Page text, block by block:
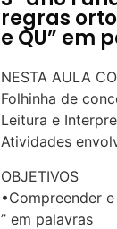
regras
e QU” em
NESTA AULA
Folhinha de
Leitura e
Atividades
OBJETIVOS
•Compreender
” em palavras